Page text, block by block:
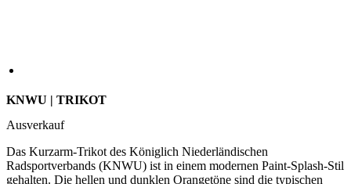
Radsportverbands (KNWU) ist in einem modernen Paint-Splash-Stil
Farben der Niederlande und unterstreichen die Glanzzeit des
aerodynamischen Schnitt und kombiniert zwei Funktionsmaterialien.
Für die Vorder- und Rückseite wurde ein Stoff mit hohem Stretch-